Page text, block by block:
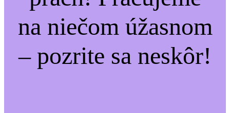
na niečom úžasnom
– pozrite sa neskôr!